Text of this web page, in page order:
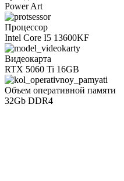
Power Art
Процессор
Intel Core I5 13600KF
Видеокарта
RTX 5060 Ti 16GB
Объем оперативной памяти
32Gb DDR4